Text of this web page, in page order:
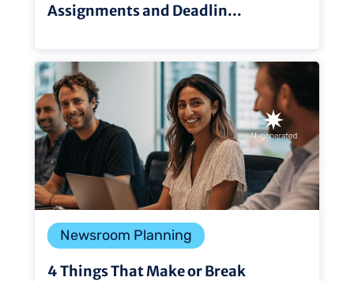
Assignments and Deadlin...
Newsroom Planning
4 Things That Make or Break